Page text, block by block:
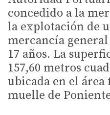
concedido a la
la explotación de
mercancía
17 años. La
157,60 metros
ubicada en el
muelle de